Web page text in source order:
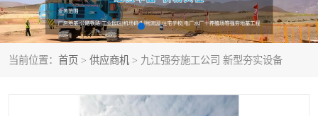
当前位置： 首页 > 供应商机 > 九江强夯施工公司 新型夯实设备
强夯队伍